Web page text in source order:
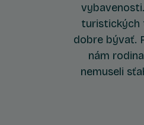
turistických
dobre bývať.
nám
nemuseli